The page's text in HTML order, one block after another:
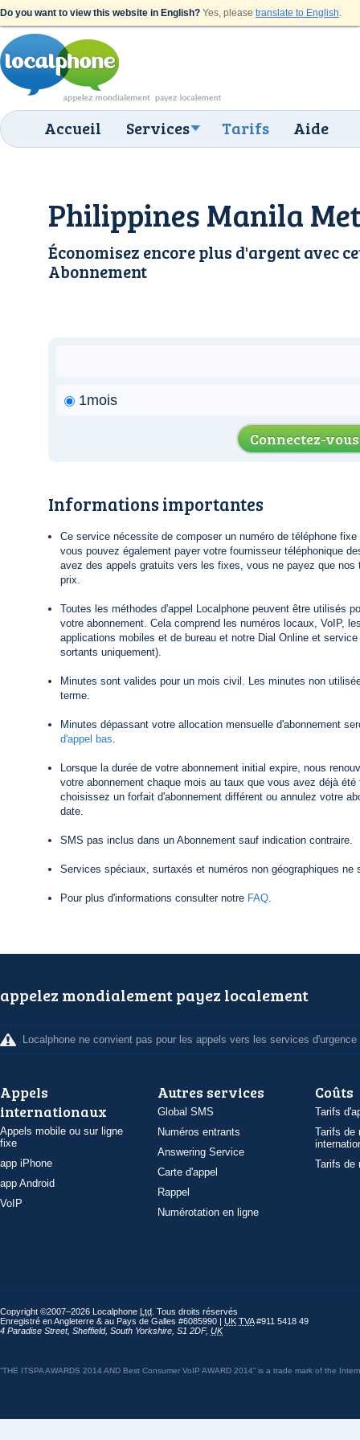
Do you want to view this website in English? Yes, please translate to English.
Accueil Services Tarifs Aide
Philippines Manila
Économisez encore plus d'argent avec
Abonnement
1mois
Connectez-
Informations importantes
Ce service nécessite de composer un numéro de téléphone
vous pouvez également payer votre fournisseur téléphonique
avez des appels gratuits vers les fixes, vous ne payez que nos
prix.
Toutes les méthodes d'appel Localphone peuvent être utilisés
votre abonnement. Cela comprend les numéros locaux, VoIP,
applications mobiles et de bureau et notre Dial Online et
sortants uniquement).
Minutes sont valides pour un mois civil. Les minutes non
terme.
Minutes dépassant votre allocation mensuelle d'abonnement
d'appel bas.
Lorsque la durée de votre abonnement initial expire, nous
votre abonnement chaque mois au taux que vous avez déjà
choisissez un forfait d'abonnement différent ou annulez votre
date.
SMS pas inclus dans un Abonnement sauf indication contraire.
Services spéciaux, surtaxés et numéros non géographiques ne
Pour plus d'informations consulter notre FAQ.
appelez mondialement payez localement
Localphone ne convient pas pour les appels vers les services d'urgence
Appels
internationaux
Appels mobile ou sur ligne
fixe
app iPhone
app Android
VoIP
Autres services
Global SMS
Numéros entrants
Answering Service
Carte d'appel
Rappel
Numérotation en ligne
Coûts
Tarifs
Tarifs de
Tarifs de
Copyright ©2007–2026 Localphone Ltd . Tous droits réservés
Enregistré en Angleterre & au Pays de Galles #6085990 | UK TVA#911 5418 49
4 Paradise Street, Sheffield, South Yorkshire S1 2DF, UK
“THE ITSPA AWARDS 2014 AND Best Consumer VoIP AWARD 2014” is a trade mark of the